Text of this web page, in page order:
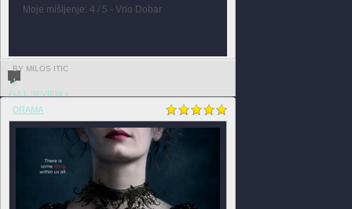
Moje mišljenje: 4 / 5 - Vrlo Dobar
BY MILOS ITIC
1
FULL REVIEW »
DRAMA